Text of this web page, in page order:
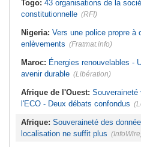
Togo: 43 organisations de la
constitutionnelle (RFI)
Nigeria: Vers une police propre à
enlèvements (Fratmat.info)
Maroc: Énergies renouvelables -
avenir durable (Libération)
Afrique de l'Ouest: Souveraineté
l'ECO - Deux débats confondus
Afrique: Souveraineté des
localisation ne suffit plus